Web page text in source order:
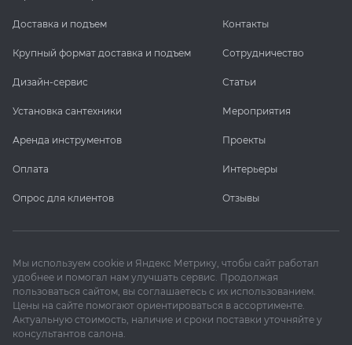
Доставка и подъем
Крупный формат доставка и подъем
Дизайн-сервис
Установка сантехники
Аренда инструментов
Оплата
Опрос для клиентов
Контакты
Сотрудничество
Статьи
Мероприятия
Проекты
Интерьеры
Отзывы
Мы используем cookie и Яндекс Метрику, чтобы сайт работал
удобнее и помогал нам улучшать сервис. Продолжая
пользоваться сайтом, вы соглашаетесь с их использованием.
Цены на сайте помогают ориентироваться в ассортименте.
Актуальную стоимость, наличие и сроки поставки уточняйте у
консультантов салона.